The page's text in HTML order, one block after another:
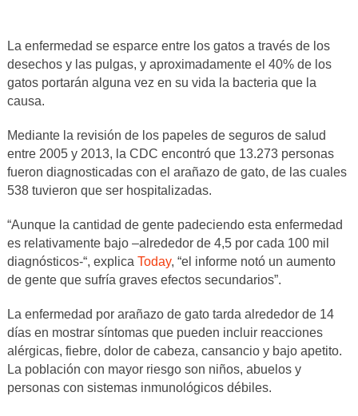
La enfermedad se esparce entre los gatos a través de los
desechos y las pulgas, y aproximadamente el 40% de los
gatos portarán alguna vez en su vida la bacteria que la
causa.
Mediante la revisión de los papeles de seguros de salud
entre 2005 y 2013, la CDC encontró que 13.273 personas
fueron diagnosticadas con el arañazo de gato, de las cuales
538 tuvieron que ser hospitalizadas.
“Aunque la cantidad de gente padeciendo esta enfermedad
es relativamente bajo –alrededor de 4,5 por cada 100 mil
diagnósticos-“, explica Today, “el informe notó un aumento
de gente que sufría graves efectos secundarios”.
La enfermedad por arañazo de gato tarda alrededor de 14
días en mostrar síntomas que pueden incluir reacciones
alérgicas, fiebre, dolor de cabeza, cansancio y bajo apetito.
La población con mayor riesgo son niños, abuelos y
personas con sistemas inmunológicos débiles.